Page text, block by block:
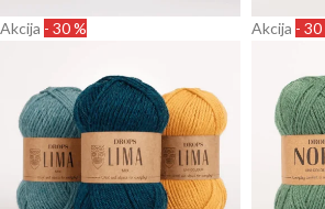
Akcija - 30 % Akcija - 30